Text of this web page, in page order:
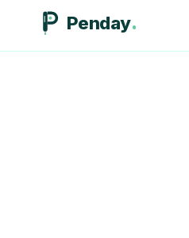
Penday